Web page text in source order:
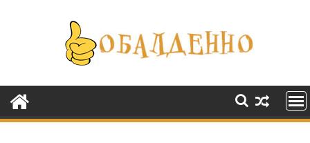
содержимому